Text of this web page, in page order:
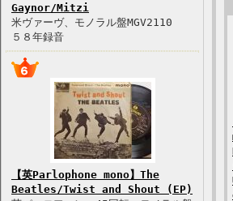
Gaynor/Mitzi
米ヴァーヴ、モノラル盤MGV2110
５８年録音
【英Parlophone mono】The
Beatles/Twist and Shout (EP)